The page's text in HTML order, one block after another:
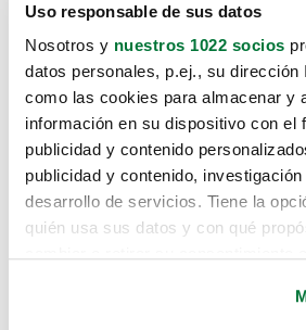
Uso responsable de sus datos
Nosotros y nuestros 1022 socios
datos personales, p.ej., su dirección
como las cookies para almacenar y
información en su dispositivo con el
publicidad y contenido
publicidad y contenido,
desarrollo de servicios. Tiene la
quién usa sus datos y con qué
Lo sentimos, no
te hemos traido
Pero puedes encontrar el coche
buscando en alguno de estos